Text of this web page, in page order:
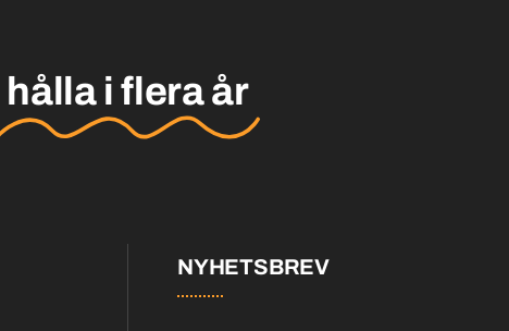
hålla i flera år
NYHETSBREV